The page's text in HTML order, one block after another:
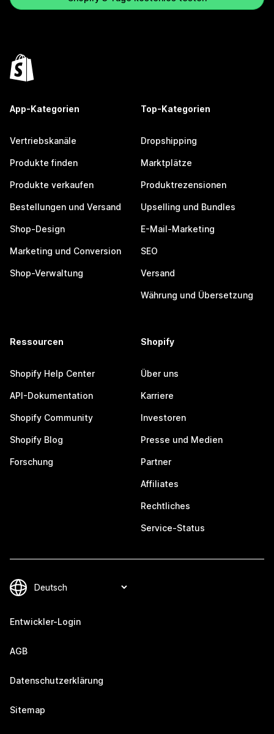
App-Kategorien
Vertriebskanäle
Produkte finden
Produkte verkaufen
Bestellungen und Versand
Shop-Design
Marketing und Conversion
Shop-Verwaltung
Top-Kategorien
Dropshipping
Marktplätze
Produktrezensionen
Upselling und Bundles
E-Mail-Marketing
SEO
Versand
Währung und Übersetzung
Ressourcen
Shopify Help Center
API-Dokumentation
Shopify Community
Shopify Blog
Forschung
Shopify
Über uns
Karriere
Investoren
Presse und Medien
Partner
Affiliates
Rechtliches
Service-Status
Entwickler-Login
AGB
Datenschutzerklärung
Sitemap